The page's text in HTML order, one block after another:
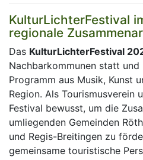
KulturLichterFestival
regionale
Das KulturLichterFestival
Nachbarkommunen statt
Programm aus Musik, Kunst
Region. Als Tourismusverein
Festival bewusst, um die
umliegenden Gemeinden
und Regis-Breitingen zu
gemeinsame touristische